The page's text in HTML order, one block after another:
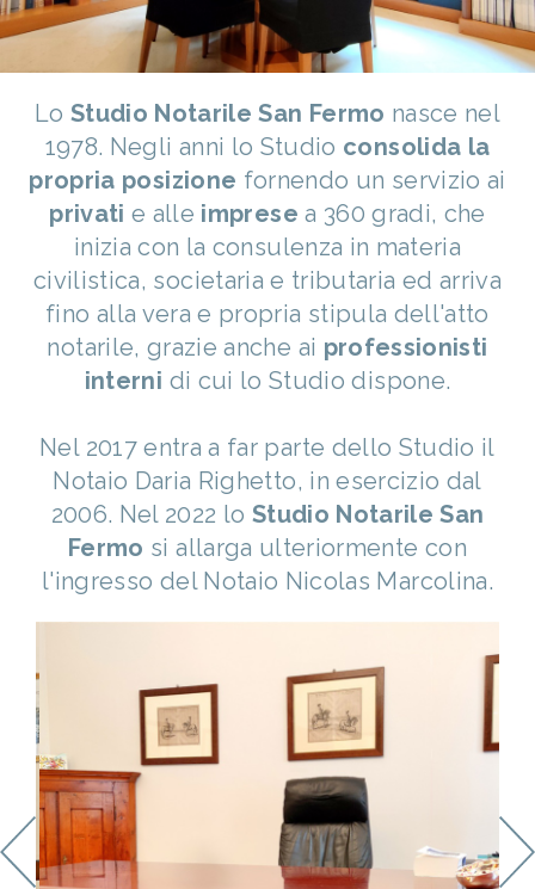
Lo Studio Notarile San Fermo nasce nel
1978. Negli anni lo Studio consolida la
propria posizione fornendo un servizio ai
privati e alle impresea 360 gradi, che
inizia con la consulenza in materia
civilistica, societaria e tributaria ed arriva
fino alla vera e propria stipula dell'atto
notarile, grazie anche ai professionisti
interni di cui lo Studio dispone.
Nel 2017 entra a far parte dello Studio il
Notaio Daria Righetto, in esercizio dal
2006. Nel 2022 lo Studio Notarile San
Fermo si allarga ulteriormente con
l'ingresso del Notaio Nicolas Marcolina.